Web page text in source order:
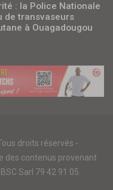
: la Police Nationale
de transvaseurs
à Ouagadougou
droits réservés -
des contenus provenant
Sarl 79 42 91 05.